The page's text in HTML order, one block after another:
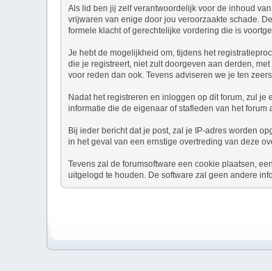
Als lid ben jij zelf verantwoordelijk voor de inhoud
vrijwaren van enige door jou veroorzaakte schade.
formele klacht of gerechtelijke vordering die is
Je hebt de mogelijkheid om, tijdens het
die je registreert, niet zult doorgeven aan derden,
voor reden dan ook. Tevens adviseren we je ten
Nadat het registreren en inloggen op dit forum, zul
informatie die de eigenaar of stafleden van het
Bij ieder bericht dat je post, zal je IP-adres worden
in het geval van een ernstige overtreding van deze
Tevens zal de forumsoftware een cookie plaatsen,
uitgelogd te houden. De software zal geen andere